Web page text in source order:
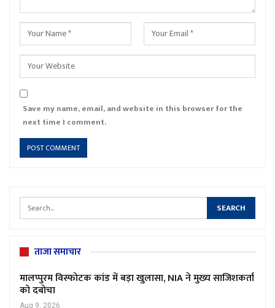
Save my name, email, and website in this browser for the
next time I comment.
ताजा समाचार
मालप्पुरम विस्फोटक कांड में बड़ा खुलासा, NIA ने मुख्य साजिशकर्ता
को दबोचा
Aug 9, 2026